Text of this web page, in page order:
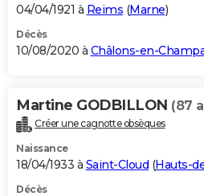
04/04/1921 à Reims (Marne)
Décès
10/08/2020 à Châlons-en-
Martine GODBILLON (87
Créer une cagnotte obsèques
Naissance
18/04/1933 à Saint-Cloud (Hauts-
Décès